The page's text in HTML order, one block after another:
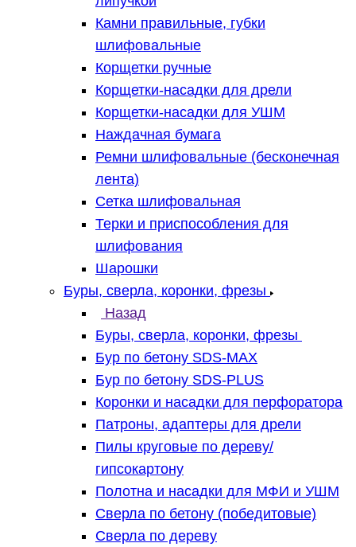
Камни правильные, губки
шлифовальные
Корщетки ручные
Корщетки-насадки для дрели
Корщетки-насадки для УШМ
Наждачная бумага
Ремни шлифовальные (бесконечная
лента)
Сетка шлифовальная
Терки и приспособления для
шлифования
Шарошки
Буры, сверла, коронки, фрезы
Назад
Буры, сверла, коронки, фрезы
Бур по бетону SDS-MAX
Бур по бетону SDS-PLUS
Коронки и насадки для перфоратора
Патроны, адаптеры для дрели
Пилы круговые по дереву/
гипсокартону
Полотна и насадки для МФИ и УШМ
Сверла по бетону (победитовые)
Сверла по дереву